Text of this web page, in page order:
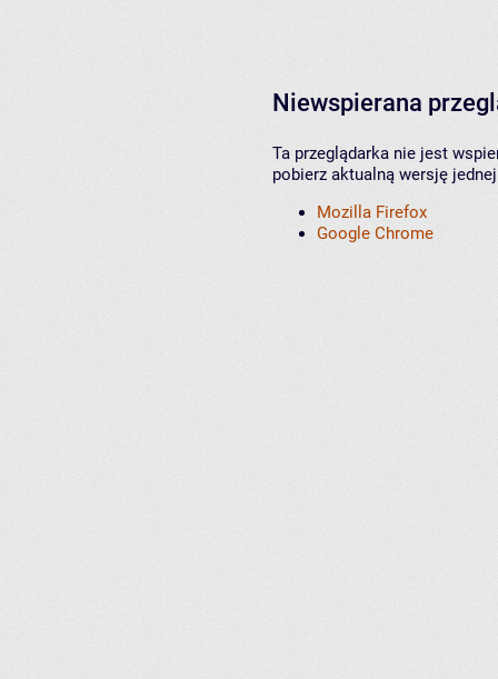
Niewspierana
Ta przeglądarka nie jest
pobierz aktualną wersję
Mozilla Firefox
Google Chrome